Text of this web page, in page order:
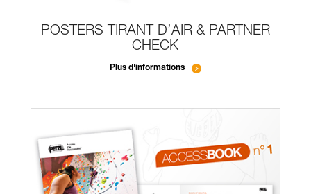
POSTERS TIRANT D’AIR & PARTNER
CHECK
Plus d'informations